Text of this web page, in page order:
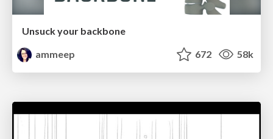
Unsuck your backbone
ammeep
672 58k